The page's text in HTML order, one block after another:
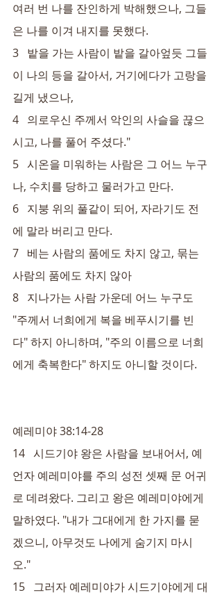
여러 번 나를 잔인하게 박해했으나, 그들
은 나를 이겨 내지를 못했다.
3   밭을 가는 사람이 밭을 갈아엎듯 그들
이 나의 등을 갈아서, 거기에다가 고랑을
길게 냈으나,
4   의로우신 주께서 악인의 사슬을 끊으
시고, 나를 풀어 주셨다."
5   시온을 미워하는 사람은 그 어느 누구
나, 수치를 당하고 물러가고 만다.
6   지붕 위의 풀같이 되어, 자라기도 전
에 말라 버리고 만다.
7   베는 사람의 품에도 차지 않고, 묶는
사람의 품에도 차지 않아
8   지나가는 사람 가운데 어느 누구도
"주께서 너희에게 복을 베푸시기를 빈
다" 하지 아니하며, "주의 이름으로 너희
에게 축복한다" 하지도 아니할 것이다.
예레미야 38:14-28
14   시드기야 왕은 사람을 보내어서, 예
언자 예레미야를 주의 성전 셋째 문 어귀
로 데려왔다. 그리고 왕은 예레미야에게
말하였다. "내가 그대에게 한 가지를 묻
겠으니, 아무것도 나에게 숨기지 마시
오."
15   그러자 예레미야가 시드기야에게 대